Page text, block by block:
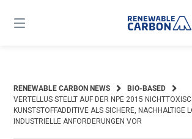
content
RENEWABLE CARBON NEWS
BIO-BASED
VERTELLUS STELLT AUF DER NPE 2015
KUNSTSTOFFADDITIVE ALS SICHERE, NACHHALTIGE
INDUSTRIELLE ANFORDERUNGEN VOR